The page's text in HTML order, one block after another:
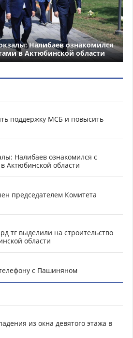
Налибаев ознакомился
в Актюбинской области
поддержку МСБ и повысить
Налибаев ознакомился с
Актюбинской области
председателем Комитета
тг выделили на строительство
области
с Пашиняном
из окна девятого этажа в